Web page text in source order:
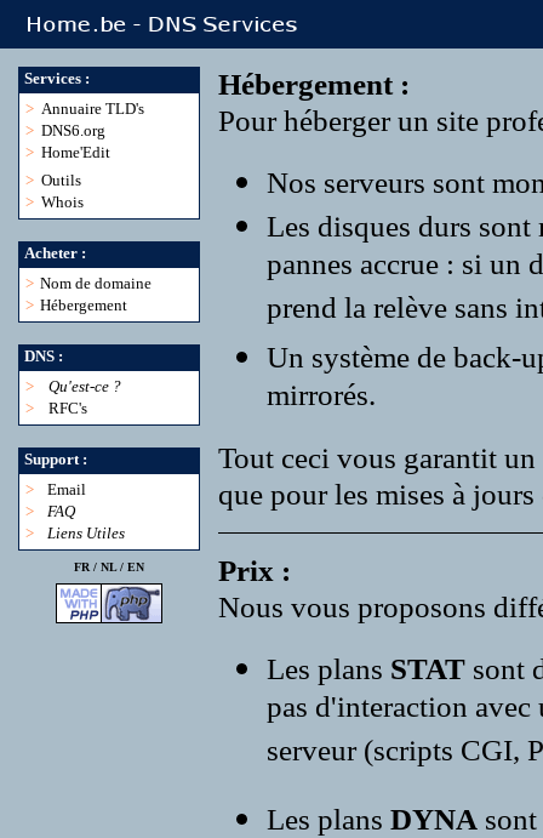
Services :
> Annuaire TLD's
> DNS6.org
> Home'Edit
> Outils
> Whois
Acheter :
> Nom de domaine
> Hébergement
DNS :
>
Qu'est-ce ?
>
RFC's
Support :
>
Email
>
FAQ
>
Liens Utiles
FR / NL/ EN
Hébergement :
Pour héberger un site
Nos serveurs sont
Les disques durs
pannes accrue : si un
prend la relève sans
Un système de back-
mirrorés.
Tout ceci vous garantit
que pour les mises à
Prix :
Nous vous proposons
Les plans STAT sont
pas d'interaction avec
serveur (scripts CGI,
Les plans DYNA